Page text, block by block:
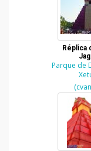
Réplica
Parque de